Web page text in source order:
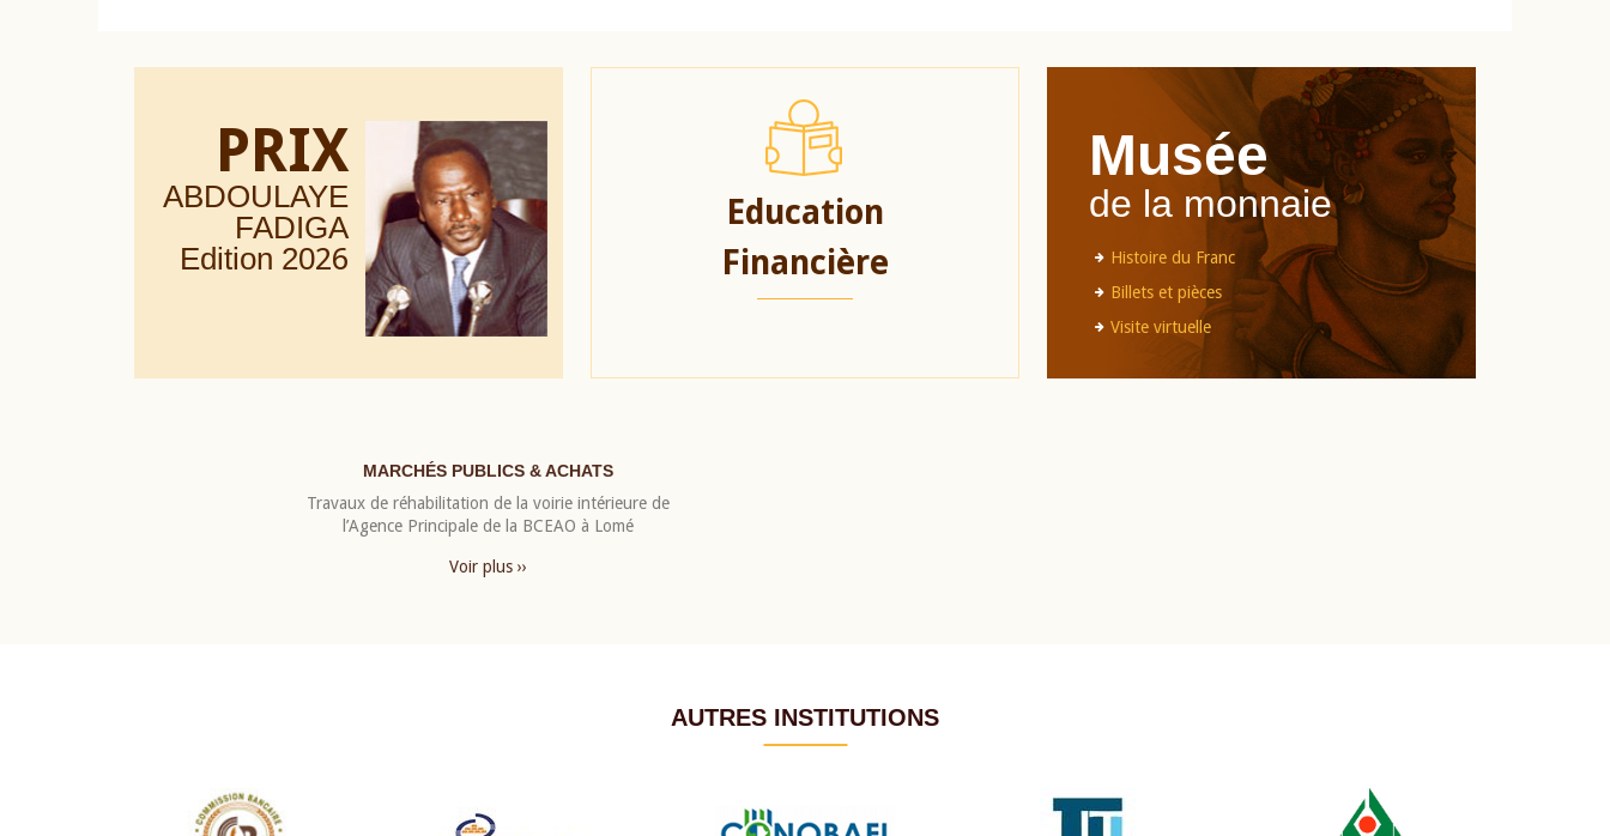
PRIX
ABDOULAYE
FADIGA
Edition 2026
Education
Financière
Musée
de la monnaie
Histoire du Franc
Billets et pièces
Visite virtuelle
MARCHÉS PUBLICS & ACHATS
Travaux de réhabilitation de la voirie intérieure de
l’Agence Principale de la BCEAO à Lomé
Voir plus ››
AUTRES INSTITUTIONS